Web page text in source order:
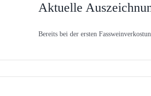
Aktuelle
Bereits bei der ersten